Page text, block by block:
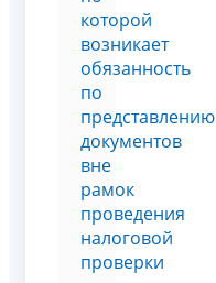
которой
возникает
обязанность
по
представлению
документов
вне
рамок
проведения
налоговой
проверки